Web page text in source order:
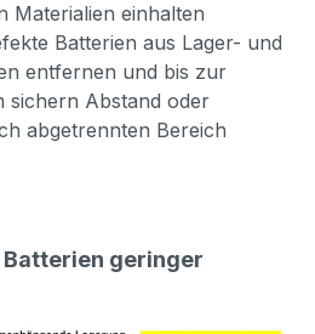
Materialien einhalten
Batterien aus Lager- und
entfernen und bis zur
sichern Abstand oder
abgetrennten Bereich
geringer